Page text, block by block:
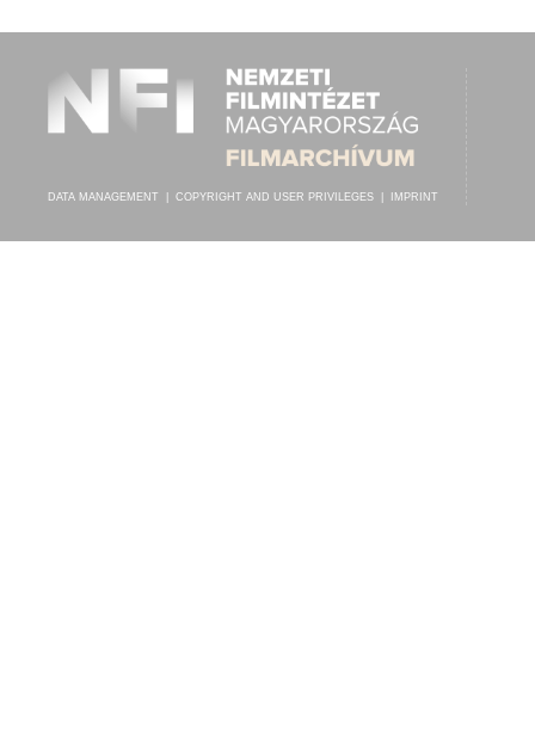
DATA MANAGEMENT COPYRIGHT AND USER PRIVILEGES IMPRINT